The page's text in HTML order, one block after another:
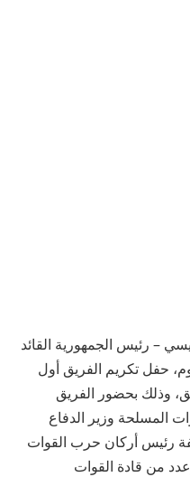
– رئيس الجمهورية القائد
حفل تكريم الفريق أول
وذلك بحضور الفريق
المسلحة وزير الدفاع
رئيس أركان حرب القوات
من قادة القوات